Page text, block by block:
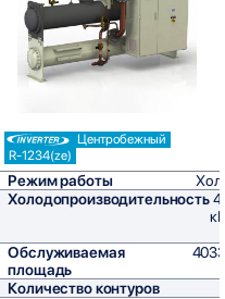
Центробежный
R-1234(ze)
Режим работы
Холодопроизводительность
Обслуживаемая
площадь
Количество контуров